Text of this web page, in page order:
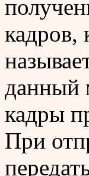
кадров,
данный
кадры
При